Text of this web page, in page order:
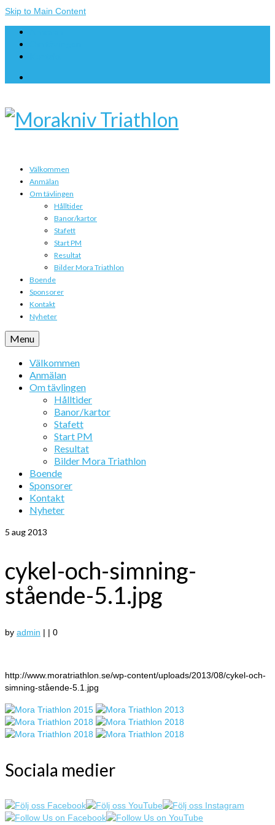
Skip to Main Content
Välkommen
Anmälan
Om tävlingen
Hålltider
Banor/kartor
Stafett
Start PM
Resultat
Bilder Mora Triathlon
Boende
Sponsorer
Kontakt
Nyheter
Menu
Välkommen
Anmälan
Om tävlingen
Hålltider
Banor/kartor
Stafett
Start PM
Resultat
Bilder Mora Triathlon
Boende
Sponsorer
Kontakt
Nyheter
5 aug 2013
cykel-och-simning-
stående-5.1.jpg
by admin | | 0
http://www.moratriathlon.se/wp-content/uploads/2013/08/cykel-och-
simning-stående-5.1.jpg
Sociala medier